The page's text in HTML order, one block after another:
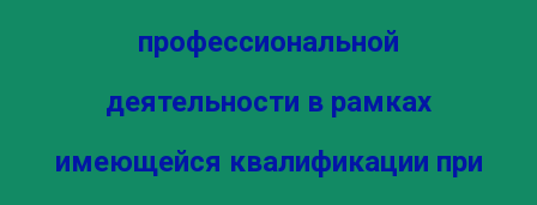
профессиональной
деятельности в рамках
имеющейся квалификации при